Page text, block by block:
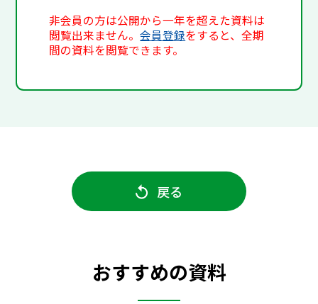
非会員の方は公開から一年を超えた資料は
閲覧出来ません。会員登録をすると、全期
間の資料を閲覧できます。
戻る
おすすめの資料